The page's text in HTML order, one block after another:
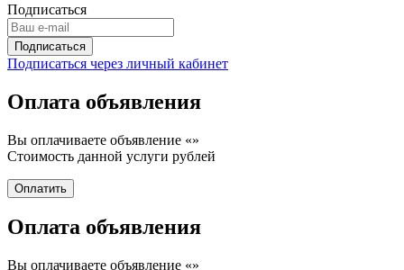
Подписаться
Подписаться через личный кабинет
Оплата объявления
Вы оплачиваете объявление «»
Стоимость данной услуги рублей
Оплата объявления
Вы оплачиваете объявление «»